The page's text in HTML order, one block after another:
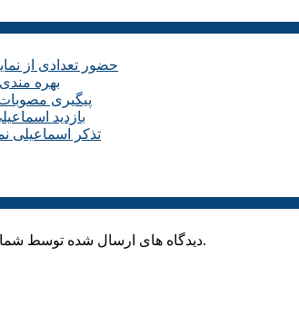
حضور تعدادی از
بهره
پیگیری
بازدید
تذکر اسماعیلی
دیدگاه های ارسال شده توسط شما، پس از تایید توسط پایگاه اطلاع رسانی مهدی اسماعیلی در وب منتشر خواهد شد.